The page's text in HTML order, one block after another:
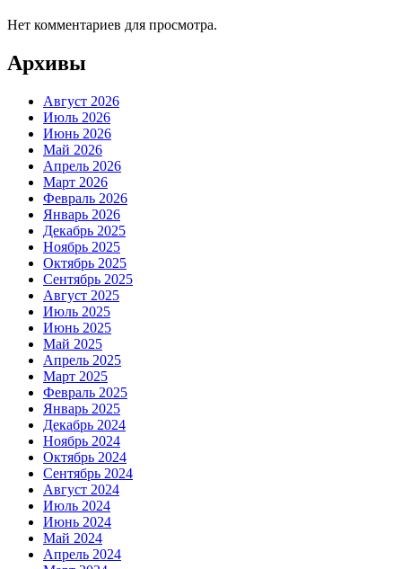
Нет комментариев для просмотра.
Архивы
Август 2026
Июль 2026
Июнь 2026
Май 2026
Апрель 2026
Март 2026
Февраль 2026
Январь 2026
Декабрь 2025
Ноябрь 2025
Октябрь 2025
Сентябрь 2025
Август 2025
Июль 2025
Июнь 2025
Май 2025
Апрель 2025
Март 2025
Февраль 2025
Январь 2025
Декабрь 2024
Ноябрь 2024
Октябрь 2024
Сентябрь 2024
Август 2024
Июль 2024
Июнь 2024
Май 2024
Апрель 2024